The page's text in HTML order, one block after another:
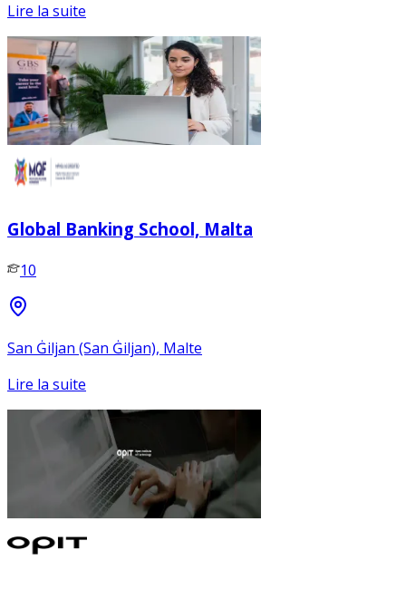
Lire la suite
Global Banking School, Malta
10
San Ġiljan (San Ġiljan), Malte
Lire la suite